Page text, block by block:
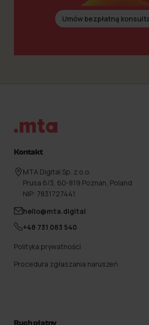
Umów bezpłatną
Stopka
Kontakt
MTA Digital Sp. z o.o.
Prusa 6/3, 60-819 Poznan, Poland
NIP: 7831727441
hello@mta.digital
+48 731 083 540
Polityka prywatności
Procedura zgłaszania naruszeń
Ruch płatny